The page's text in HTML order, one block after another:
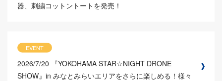
器、刺繍コットントートを発売！
EVENT
2026/7/20
『YOKOHAMA STAR☆NIGHT DRONE
SHOW』in みなとみらいエリアをさらに楽しめる！様々